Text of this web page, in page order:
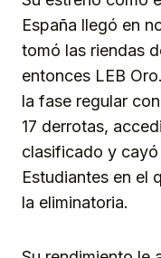
España llegó en
tomó las riendas
entonces LEB
la fase regular
17 derrotas,
clasificado y
Estudiantes en el
la eliminatoria.